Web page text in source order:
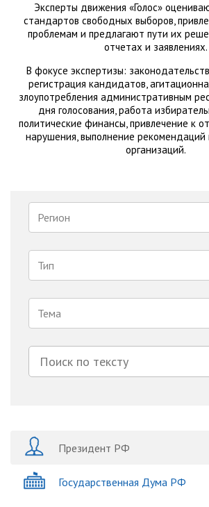
Эксперты движения «Голос»
стандартов свободных выборов,
проблемам и предлагают пути их
отчетах и заявлениях.
В фокусе экспертизы:
регистрация кандидатов,
злоупотребления административным
дня голосования, работа
политические финансы, привлечение к
нарушения, выполнение
организаций.
Регион
Тип
Тема
Президент РФ
Государственная Дума РФ